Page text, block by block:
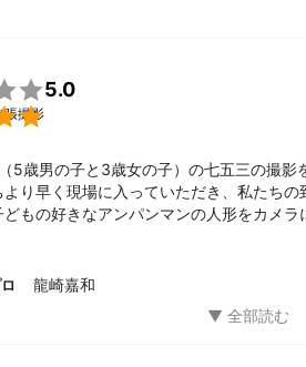
5.0
張撮影
5歳男の子と3歳女の子）の七五三の撮影
り早く現場に入っていただき、私たち
もの好きなアンパンマンの人形をカメ
が見られました。
さんにお願いするのは初めての経験で
龍崎嘉和